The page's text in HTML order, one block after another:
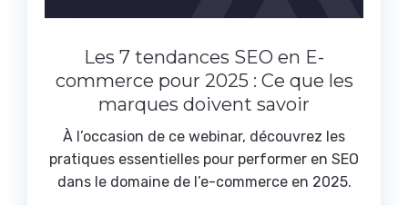
Les 7 tendances SEO en E-
commerce pour 2025 : Ce que les
marques doivent savoir
À l’occasion de ce webinar, découvrez les
pratiques essentielles pour performer en SEO
dans le domaine de l’e-commerce en 2025.